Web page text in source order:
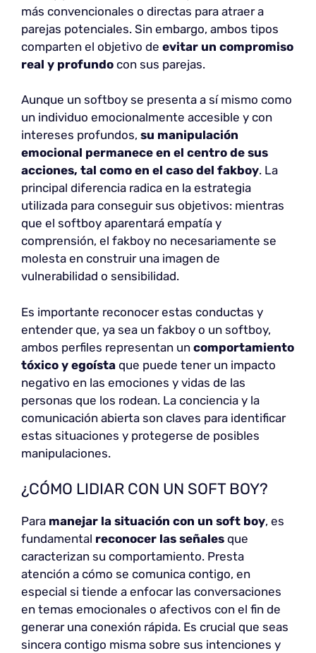
más convencionales o directas para atraer a
parejas potenciales. Sin embargo, ambos tipos
comparten el objetivo de evitar un compromiso
real y profundo con sus parejas.
Aunque un softboy se presenta a sí mismo como
un individuo emocionalmente accesible y con
intereses profundos, su manipulación
emocional permanece en el centro de sus
acciones, tal como en el caso del fakboy. La
principal diferencia radica en la estrategia
utilizada para conseguir sus objetivos: mientras
que el softboy aparentará empatía y
comprensión, el fakboy no necesariamente se
molesta en construir una imagen de
vulnerabilidad o sensibilidad.
Es importante reconocer estas conductas y
entender que, ya sea un fakboy o un softboy,
ambos perfiles representan un comportamiento
tóxico y egoísta que puede tener un impacto
negativo en las emociones y vidas de las
personas que los rodean. La conciencia y la
comunicación abierta son claves para identificar
estas situaciones y protegerse de posibles
manipulaciones.
¿CÓMO LIDIAR CON UN SOFT BOY?
Para manejar la situación con un soft boy, es
fundamental reconocer las señales que
caracterizan su comportamiento. Presta
atención a cómo se comunica contigo, en
especial si tiende a enfocar las conversaciones
en temas emocionales o afectivos con el fin de
generar una conexión rápida. Es crucial que seas
sincera contigo misma sobre sus intenciones y